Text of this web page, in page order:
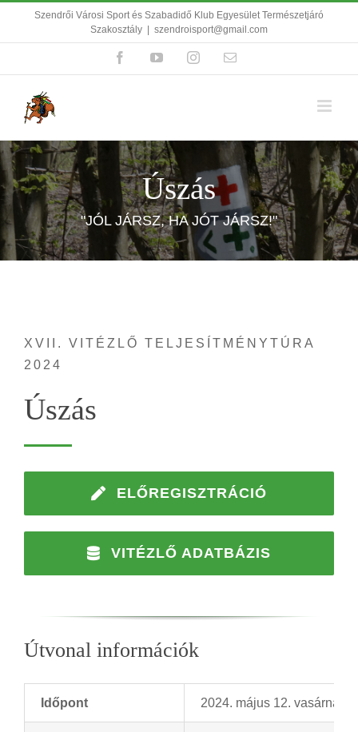
KihagyásSzendrői Városi Sport és Szabadidő Klub Egyesület Természetjáró
Szakosztály
szendroisport@gmail.com
FacebookYouTubeInstagramEmail:
Úszás
"JÓL JÁRSZ, HA JÓT JÁRSZ!"
XVII. VITÉZLŐ TELJESÍTMÉNYTÚRA
2024
Úszás
ELŐREGISZTRÁCIÓ
VITÉZLŐ ADATBÁZIS
Útvonal információk
Időpont 2024. május 12. vasárnap